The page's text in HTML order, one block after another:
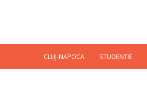
CLUJ-NAPOCA STUDENTIE